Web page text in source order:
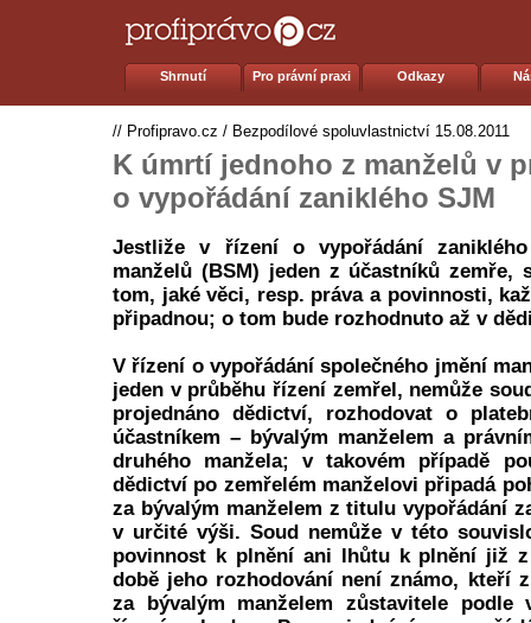
Shrnutí Pro právní praxi Odkazy
// Profipravo.cz / Bezpodílové spoluvlastnictví 15.08.2011
K úmrtí jednoho z manželů v
o vypořádání zaniklého SJM
Jestliže v řízení o vypořádání
manželů (BSM) jeden z účastníků zemře,
tom, jaké věci, resp. práva a povinnosti,
připadnou; o tom bude rozhodnuto až v
V řízení o vypořádání společného jmění
jeden v průběhu řízení zemřel, nemůže
projednáno dědictví, rozhodovat o
účastníkem – bývalým manželem a
druhého manžela; v takovém případě
dědictví po zemřelém manželovi připadá
za bývalým manželem z titulu vypořádání
v určité výši. Soud nemůže v této
povinnost k plnění ani lhůtu k plnění již
době jeho rozhodování není známo, kteří
za bývalým manželem zůstavitele podle